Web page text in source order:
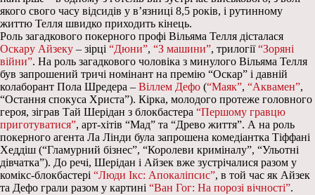
якого свого часу відсидів у в’язниці 8,5 років, і рутинному
життю Телля швидко приходить кінець.
Роль загадкового покерного профі Вільяма Телля дісталася
Оскару Айзеку – зірці “Дюни”, “З машини”, трилогії“Зоряні
війни”. На роль загадкового чоловіка з минулого Вільяма Телля
був запрошений тричі номінант на премію “Оскар” і давній
колаборант Пола Шредера – Віллем Дефо (“Маяк”, “Аквамен”,
“Остання спокуса Христа”). Кірка, молодого протеже головного
героя, зіграв Тай Шерідан з блокбастера “Першому гравцю
приготуватися”, арт-хітів “Мад” та “Древо життя”. А на роль
покерного агента Ла Лінди була запрошена комедіантка Тіффані
Хеддіш (“Гламурний бізнес”, “Королеви криміналу”, “Ульотні
дівчатка”). До речі, Шерідан і Айзек вже зустрічалися разом у
комікс-блокбастері “Люди Ікс: Апокаліпсис”, в той час як Айзек
та Дефо грали разом у картині “Ван Гог: На порозі вічності”.